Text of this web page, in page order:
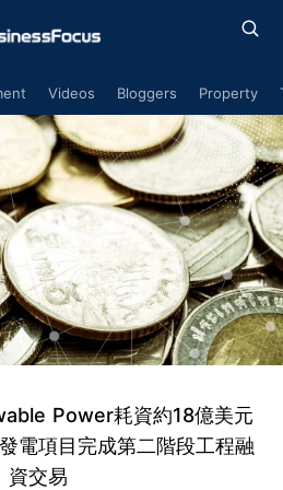
Videos Bloggers Property
Power耗資約18億美元
電項目完成第二階段工程融
資交易